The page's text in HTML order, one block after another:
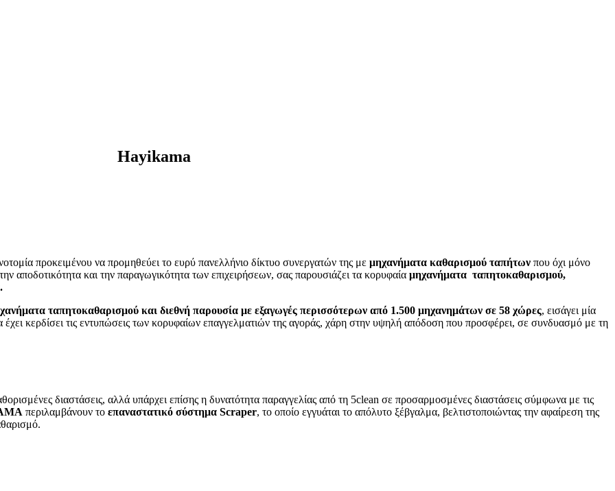
Hayikama
προκειμένου να προμηθεύει το ευρύ πανελλήνιο δίκτυο συνεργατών της με μηχανήματα καθαρισμού ταπήτων που όχι μόνο
αποδοτικότητα και την παραγωγικότητα των επιχειρήσεων, σας παρουσιάζει τα κορυφαία μηχανήματα ταπητοκαθαρισμού,
ταπητοκαθαρισμού και διεθνή παρουσία με εξαγωγές περισσότερων από 1.500 μηχανημάτων σε 58 χώρες, εισάγει μία
έχει κερδίσει τις εντυπώσεις των κορυφαίων επαγγελματιών της αγοράς, χάρη στην υψηλή απόδοση που προσφέρει, σε συνδυασμό με τη
διαστάσεις, αλλά υπάρχει επίσης η δυνατότητα παραγγελίας από τη 5clean σε προσαρμοσμένες διαστάσεις σύμφωνα με τις
περιλαμβάνουν το επαναστατικό σύστημα Scraper, το οποίο εγγυάται το απόλυτο ξέβγαλμα, βελτιστοποιώντας την αφαίρεση της